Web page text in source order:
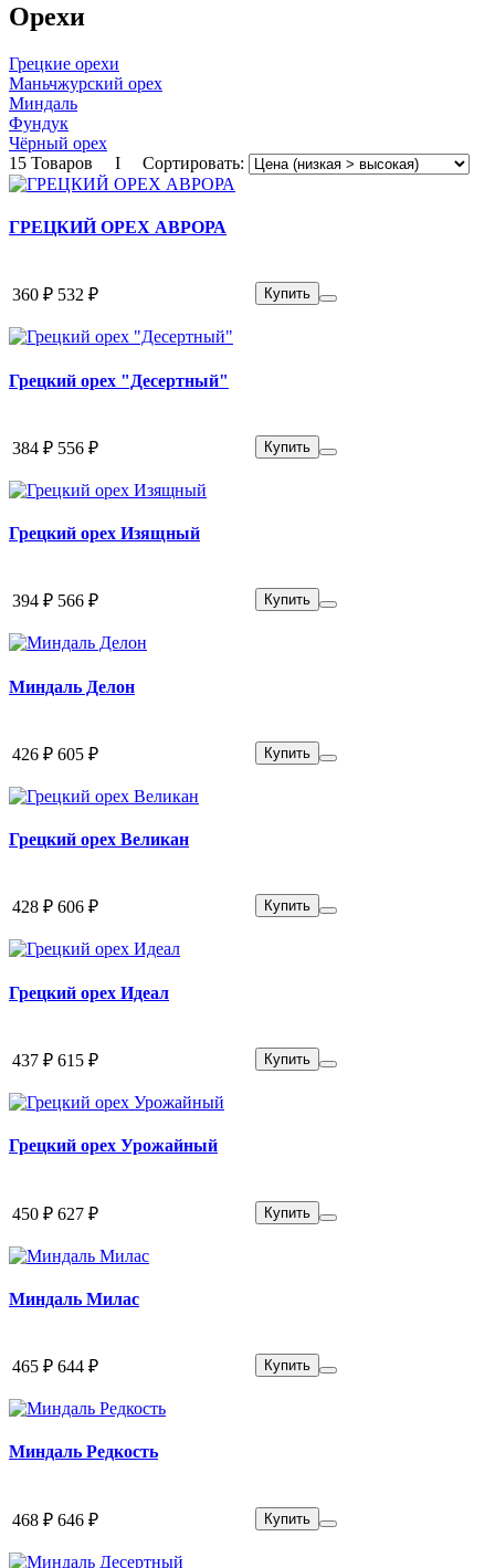
Орехи
Грецкие орехи
Маньчжурский орех
Миндаль
Фундук
Чёрный орех
15 Товаров I Сортировать:
ГРЕЦКИЙ ОРЕХ АВРОРА
360 ₽ 532 ₽ Купить
Грецкий орех "Десертный"
384 ₽ 556 ₽ Купить
Грецкий орех Изящный
394 ₽ 566 ₽ Купить
Миндаль Делон
426 ₽ 605 ₽ Купить
Грецкий орех Великан
428 ₽ 606 ₽ Купить
Грецкий орех Идеал
437 ₽ 615 ₽ Купить
Грецкий орех Урожайный
450 ₽ 627 ₽ Купить
Миндаль Милас
465 ₽ 644 ₽ Купить
Миндаль Редкость
468 ₽ 646 ₽ Купить